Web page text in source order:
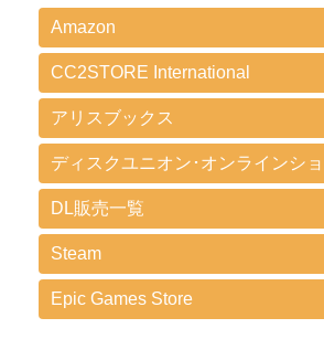
Amazon
CC2STORE International
アリスブックス
ディスクユニオン･オンラインシ
DL販売一覧
Steam
Epic Games Store